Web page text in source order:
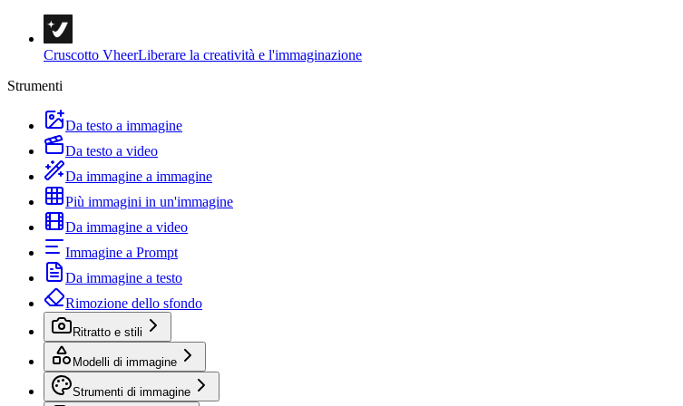
Cruscotto VheerLiberare la creatività e l'immaginazione
Strumenti
Da testo a immagine
Da testo a video
Da immagine a immagine
Più immagini in un'immagine
Da immagine a video
Immagine a Prompt
Da immagine a testo
Rimozione dello sfondo
Ritratto e stili
Modelli di immagine
Strumenti di immagine